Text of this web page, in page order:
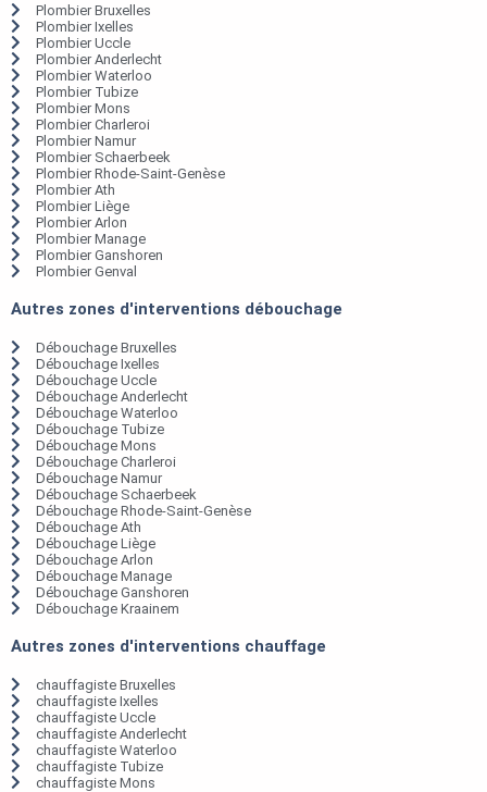
Plombier Bruxelles
Plombier Ixelles
Plombier Uccle
Plombier Anderlecht
Plombier Waterloo
Plombier Tubize
Plombier Mons
Plombier Charleroi
Plombier Namur
Plombier Schaerbeek
Plombier Rhode-Saint-Genèse
Plombier Ath
Plombier Liège
Plombier Arlon
Plombier Manage
Plombier Ganshoren
Plombier Genval
Autres zones d'interventions débouchage
Débouchage Bruxelles
Débouchage Ixelles
Débouchage Uccle
Débouchage Anderlecht
Débouchage Waterloo
Débouchage Tubize
Débouchage Mons
Débouchage Charleroi
Débouchage Namur
Débouchage Schaerbeek
Débouchage Rhode-Saint-Genèse
Débouchage Ath
Débouchage Liège
Débouchage Arlon
Débouchage Manage
Débouchage Ganshoren
Débouchage Kraainem
Autres zones d'interventions chauffage
chauffagiste Bruxelles
chauffagiste Ixelles
chauffagiste Uccle
chauffagiste Anderlecht
chauffagiste Waterloo
chauffagiste Tubize
chauffagiste Mons